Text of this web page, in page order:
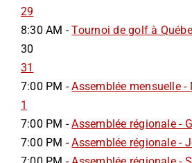
29
8:30 AM -Tournoi de golf à
30
31
7:00 PM -Assemblée mensuelle -
1
7:00 PM -Assemblée régionale -
7:00 PM -Assemblée régionale -